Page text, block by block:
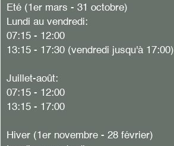
Eté (1er mars - 31 octobre)
Lundi au vendredi:
07:15 - 12:00
13:15 - 17:30 (vendredi jusqu'à 17:00)
Juillet-août:
07:15 - 12:00
13:15 - 17:00
Hiver (1er novembre - 28 février)